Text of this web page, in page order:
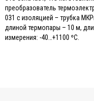
преобразователь
031 с изоляцией – трубка
длиной термопары – 10 м,
измерения: -40…+1100 ºС.